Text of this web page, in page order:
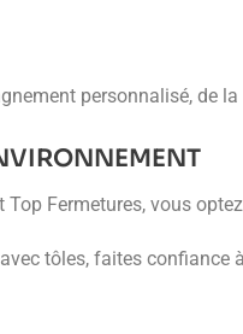
personnalisé, de
Fermetures, vous
tôles, faites confiance